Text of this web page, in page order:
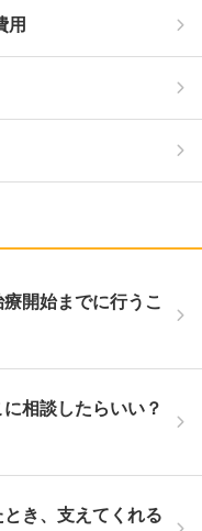
用
開始までに行うこ
相談したらいい？
き、支えてくれる